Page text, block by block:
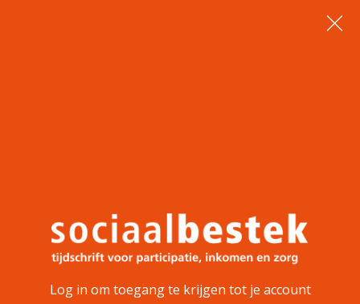
Log in om toegang te krijgen tot je account